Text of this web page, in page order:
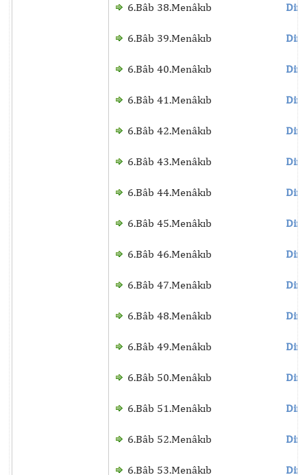
6.Bâb 38.Menâkıb
6.Bâb 39.Menâkıb
6.Bâb 40.Menâkıb
6.Bâb 41.Menâkıb
6.Bâb 42.Menâkıb
6.Bâb 43.Menâkıb
6.Bâb 44.Menâkıb
6.Bâb 45.Menâkıb
6.Bâb 46.Menâkıb
6.Bâb 47.Menâkıb
6.Bâb 48.Menâkıb
6.Bâb 49.Menâkıb
6.Bâb 50.Menâkıb
6.Bâb 51.Menâkıb
6.Bâb 52.Menâkıb
6.Bâb 53.Menâkıb